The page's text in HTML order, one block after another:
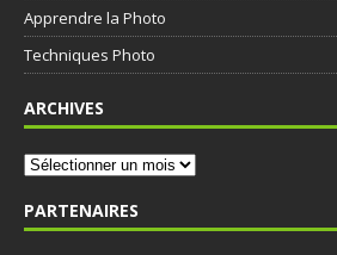
Apprendre la Photo
Techniques Photo
ARCHIVES
PARTENAIRES